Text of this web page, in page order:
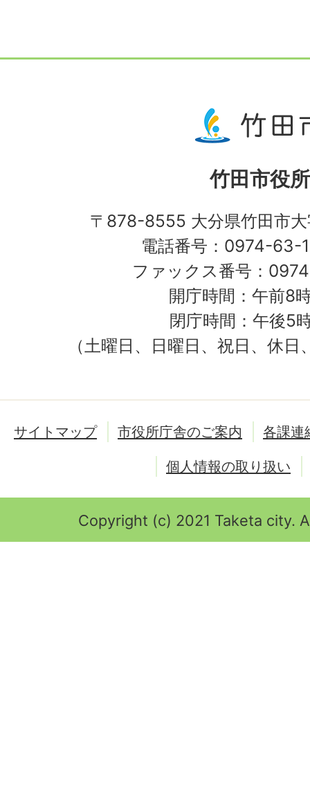
竹田市役所
〒878-8555 大分県竹田市
電話番号：0974-63-
ファックス番号：
開庁時間：午前8
閉庁時間：午後5
（土曜日、日曜日、祝日、休
サイトマップ 市役所庁舎のご案内
各課連
個人情報の取り扱い
Copyright (c) 2021 Taketa city.